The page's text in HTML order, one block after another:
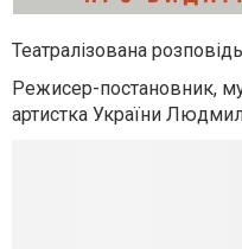
Театралізована
Режисер-постановник,
артистка України